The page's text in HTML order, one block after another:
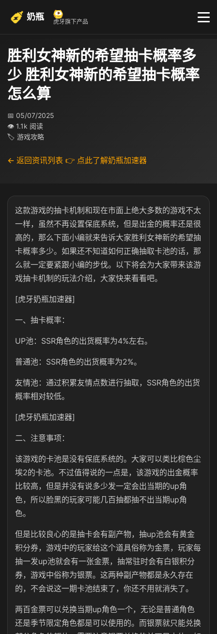
奶瓶 虎牙旗下产品
胜利女神新的希望抽卡概率多
少 胜利女神新的希望抽卡概率
怎么算
📅 05/07/2025
👁 1.1k 阅读
🏷 游戏攻略
← 返回资讯列表 👉 点此了解奶瓶加速器
这款游戏的抽卡机制和现在市面上绝大多数的游戏不太
一样，虽然不再设置保底系统，但是出金的概率还是很
高的，那么下面小编就来告诉大家胜利女神新的希望抽
卡概率多少。如果还不知道如何正确抽取卡池的话，那
么就一定要紧跟小编的步伐。以下将会为大家带来该游
戏抽卡机制的玩法介绍，大家快来看看吧。
[虎牙奶瓶加速器]
一、抽卡概率：
UP池‌：SSR角色的出货概率为4%左右‌。
‌普通池‌：SSR角色的出货概率为2%‌。
‌友情池‌：通过积累友情点数进行抽取，SSR角色的出货
概率相对较低‌。
[虎牙奶瓶加速器]
二、注意事项：
该游戏的卡池是没有保底系统的。大家可以类比棕色尘
埃2的卡池。不过值得说的一点是，该游戏的出金概率
比较高，但是并没有说多少发一定会出当期的up角
色，所以脸黑的玩家可能几百抽都抽不出当期up角
色。
但是比较良心的是抽卡会有副产物，抽up池会有黄金
积分券，游戏中的玩家给这个道具俗称为金票，玩家每
抽一发up池就会有一张金票，抽常驻时会有白银积分
券，游戏中俗称为银票。这两种副产物都是永久存在
的，不会说这一期卡池结束了，你还不用就消失了。
两百金票可以兑换当期up角色一个，无论是普通角色
还是季节限定角色都是可以使用的。而银票就只能兑换